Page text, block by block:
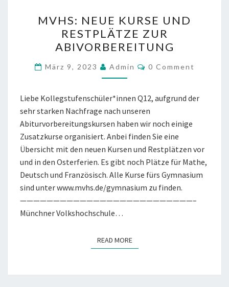
NEUE
KURSE
UND
MVHS: NEUE KURSE UND
RESTPLÄTZE ZUR
ABIVORBEREITUNG
März 9, 2023 Admin COMMENTS
0 Comment
Liebe Kollegstufenschüler*innen Q12, aufgrund der
sehr starken Nachfrage nach unseren
Abiturvorbereitungskursen haben wir noch einige
Zusatzkurse organisiert. Anbei finden Sie eine
Übersicht mit den neuen Kursen und Restplätzen vor
und in den Osterferien. Es gibt noch Plätze für Mathe,
Deutsch und Französisch. Alle Kurse fürs Gymnasium
sind unter www.mvhs.de/gymnasium zu finden.
——————————————————————————–
Münchner Volkshochschule…
READ MOREREAD MORE